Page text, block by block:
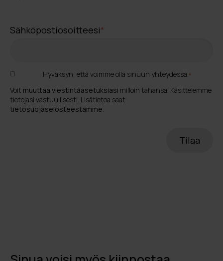
Sähköpostiosoitteesi*
Hyväksyn, että voimme olla sinuun yhteydessä.*
Voit muuttaa viestintäasetuksiasi milloin tahansa. Käsittelemme
tietojasi vastuullisesti. Lisätietoa saat
tietosuojaselosteestamme.